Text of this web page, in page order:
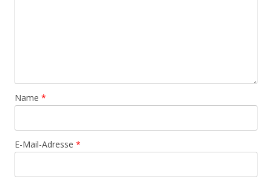
Name *
E-Mail-Adresse *